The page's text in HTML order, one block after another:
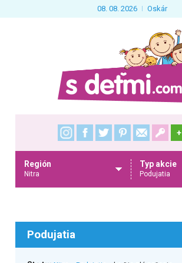
08. 08. 2026 Oskár
+
Región
Nitra
Typ akcie
Podujatia
Podujatia